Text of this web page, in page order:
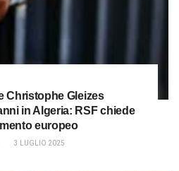
Christophe Gleizes
in Algeria: RSF chiede
europeo
3 LUGLIO 2025